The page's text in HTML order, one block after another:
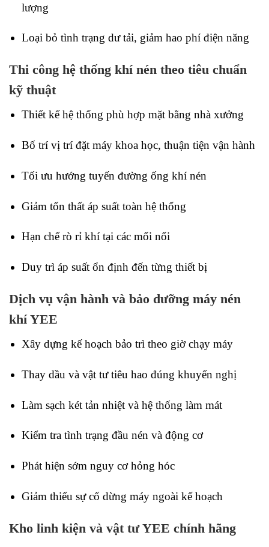
lượng
Loại bỏ tình trạng dư tải, giảm hao phí điện năng
Thi công hệ thống khí nén theo tiêu chuẩn
kỹ thuật
Thiết kế hệ thống phù hợp mặt bằng nhà xưởng
Bố trí vị trí đặt máy khoa học, thuận tiện vận hành
Tối ưu hướng tuyến đường ống khí nén
Giảm tổn thất áp suất toàn hệ thống
Hạn chế rò rỉ khí tại các mối nối
Duy trì áp suất ổn định đến từng thiết bị
Dịch vụ vận hành và bảo dưỡng máy nén
khí YEE
Xây dựng kế hoạch bảo trì theo giờ chạy máy
Thay dầu và vật tư tiêu hao đúng khuyến nghị
Làm sạch két tản nhiệt và hệ thống làm mát
Kiểm tra tình trạng đầu nén và động cơ
Phát hiện sớm nguy cơ hỏng hóc
Giảm thiểu sự cố dừng máy ngoài kế hoạch
Kho linh kiện và vật tư YEE chính hãng